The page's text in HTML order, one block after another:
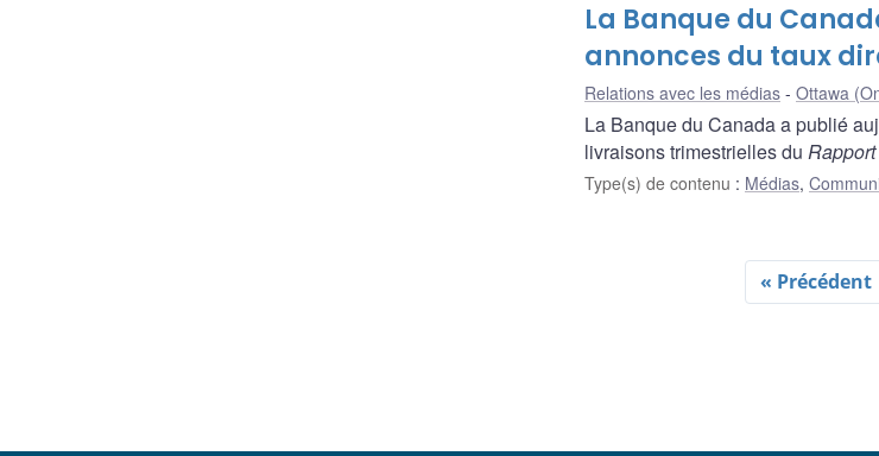
La Banque du
annonces du taux
Relations avec les médias Ottawa
La Banque du Canada a publié
livraisons trimestrielles du
Type(s) de contenu : Médias,
« Précédent